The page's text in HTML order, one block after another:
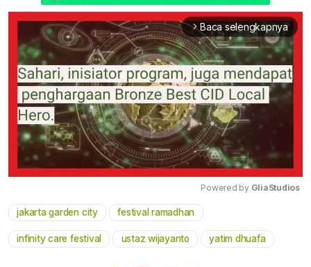
arrow_forward_ios Baca selengkapnya
Powered by GliaStudios
jakarta garden city festival ramadhan
infinity care festival ustaz wijayanto yatim dhuafa